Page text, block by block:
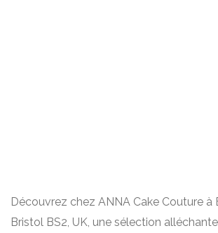
Découvrez chez ANNA Cake Couture à
Bristol BS2, UK, une sélection